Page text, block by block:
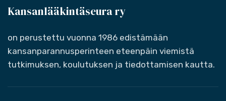
Kansanlääkintäseura ry
on perustettu vuonna 1986 edistämään
kansanparannusperinteen eteenpäin viemistä
tutkimuksen, koulutuksen ja tiedottamisen kautta.